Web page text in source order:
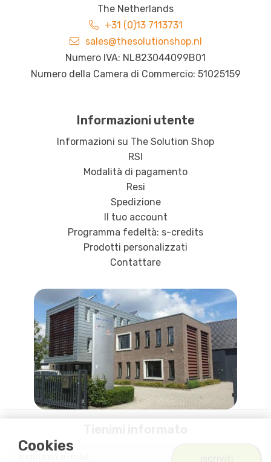
Cookies
The Netherlands
+31 (0)13 7113731
sales@thesolutionshop.nl
Numero IVA: NL823044099B01
Numero della Camera di Commercio: 51025159
Informazioni utente
Informazioni su The Solution Shop
RSI
Modalità di pagamento
Resi
Spedizione
Il tuo account
Programma fedeltà: s-credits
Prodotti personalizzati
Contattare